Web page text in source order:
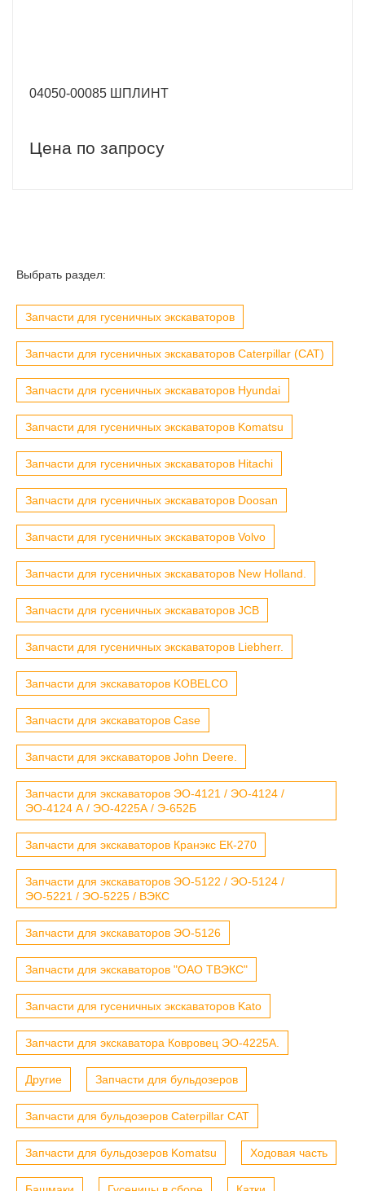
04050-00085 ШПЛИНТ
Цена по запросу
Выбрать раздел:
Запчасти для гусеничных экскаваторов
Запчасти для гусеничных экскаваторов Caterpillar (CAT)
Запчасти для гусеничных экскаваторов Hyundai
Запчасти для гусеничных экскаваторов Komatsu
Запчасти для гусеничных экскаваторов Hitachi
Запчасти для гусеничных экскаваторов Doosan
Запчасти для гусеничных экскаваторов Volvo
Запчасти для гусеничных экскаваторов New Holland.
Запчасти для гусеничных экскаваторов JCB
Запчасти для гусеничных экскаваторов Liebherr.
Запчасти для экскаваторов KOBELCO
Запчасти для экскаваторов Case
Запчасти для экскаваторов John Deere.
Запчасти для экскаваторов ЭО-4121 / ЭО-4124 /
ЭО-4124 А / ЭО-4225А / Э-652Б
Запчасти для экскаваторов Кранэкс ЕК-270
Запчасти для экскаваторов ЭО-5122 / ЭО-5124 /
ЭО-5221 / ЭО-5225 / ВЭКС
Запчасти для экскаваторов ЭО-5126
Запчасти для экскаваторов "ОАО ТВЭКС"
Запчасти для гусеничных экскаваторов Kato
Запчасти для экскаватора Ковровец ЭО-4225А.
Другие Запчасти для бульдозеров
Запчасти для бульдозеров Caterpillar CAT
Запчасти для бульдозеров Komatsu Ходовая часть